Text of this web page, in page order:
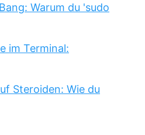
Warum du 'sudo
im Terminal:
Steroiden: Wie du